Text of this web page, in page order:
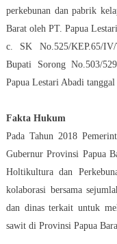
perkebunan dan pabrik
Barat oleh PT. Papua
c. SK No.525/KEP.65/IV/
Bupati Sorong No.503/
Papua Lestari Abadi
Fakta Hukum
Pada Tahun 2018
Gubernur Provinsi Papua
Holtikultura dan
kolaborasi bersama
dan dinas terkait untuk
sawit di Provinsi Papua